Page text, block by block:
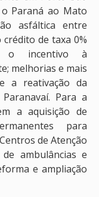
Paraná ao Mato
asfáltica entre
de taxa 0%
o incentivo à
melhorias e mais
a reativação da
Para a
a aquisição de
para
de Atenção
de ambulâncias e
e ampliação